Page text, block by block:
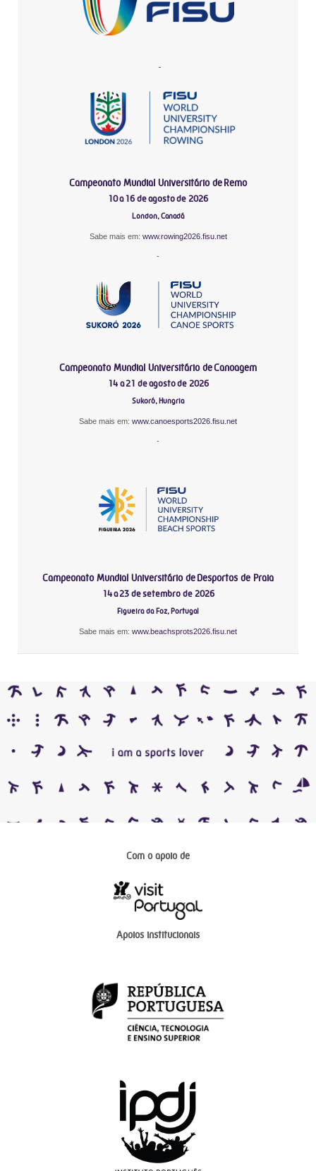
-
Campeonato Mundial Universitário de Remo
10 a 16 de agosto de 2026
London, Canadá
Sabe mais em: www.rowing2026.fisu.net
-
Campeonato Mundial Universitário de Canoagem
14 a 21 de agosto de 2026
Sukoró, Hungria
Sabe mais em: www.canoesports2026.fisu.net
-
Campeonato Mundial Universitário de Desportos de Praia
14 a 23 de setembro de 2026
Figueira da Foz, Portugal
Sabe mais em: www.beachsprots2026.fisu.net
Com o apoio de
Apoios institucionais